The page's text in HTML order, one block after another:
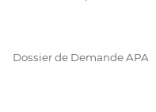
Dossier de Demande APA